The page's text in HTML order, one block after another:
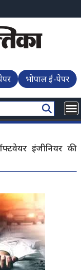
भोपाल ई-पेपर
इंजीनियर की